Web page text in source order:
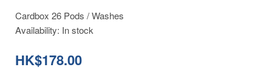
Cardbox 26 Pods / Washes
Availability: In stock
HK$178.00